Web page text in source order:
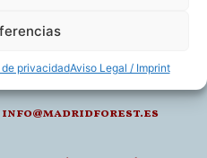
privacidadAviso Legal / Imprint
/ 15-18h
• info@madridforest.es